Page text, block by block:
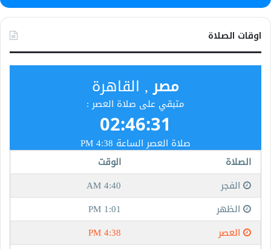
اوقات الصلاة